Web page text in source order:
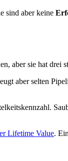
sind aber keine
aber sie hat drei
aber selten
Lifetime Value.